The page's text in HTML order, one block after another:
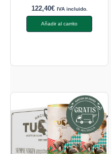
122,40€ IVA incluido.
Añadir al carrito